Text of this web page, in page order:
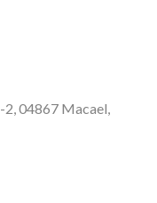
2, 04867 Macael,